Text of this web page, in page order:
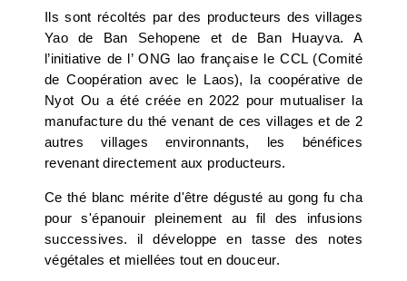
Ils sont récoltés par des producteurs des villages
Yao de
Ban Sehopene et de Ban Huayva. A
l’initiative de l’ ONG lao française le CCL (Comité
de Coopération avec le Laos), la coopérative de
Nyot Ou a été créée en 2022 pour mutualiser la
manufacture du thé venant de ces villages et de 2
autres villages environnants, les bénéfices
revenant directement aux producteurs.
Ce thé blanc mérite d'être dégusté au gong fu cha
pour s'épanouir pleinement au fil des infusions
successives. il développe en tasse des notes
végétales et miellées tout en douceur.